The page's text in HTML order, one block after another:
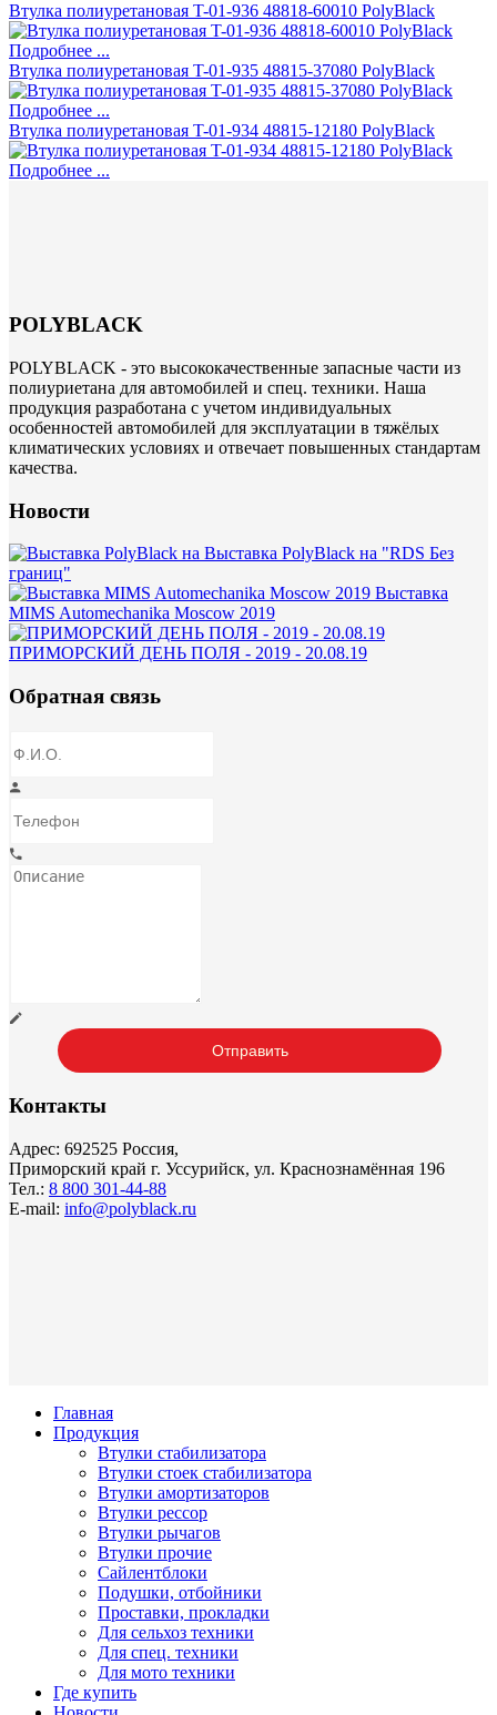
Втулка полиуретановая T-01-936 48818-60010 PolyBlack
Подробнее ...
Втулка полиуретановая T-01-935 48815-37080 PolyBlack
Подробнее ...
Втулка полиуретановая T-01-934 48815-12180 PolyBlack
Подробнее ...
POLYBLACK
POLYBLACK - это высококачественные запасные части из
полиуриетана для автомобилей и спец. техники. Наша
продукция разработана с учетом индивидуальных
особенностей автомобилей для эксплуатации в тяжёлых
климатических условиях и отвечает повышенных стандартам
качества.
Новости
Выставка PolyBlack на "RDS Без
границ"
Выставка
MIMS Automechanika Moscow 2019
ПРИМОРСКИЙ ДЕНЬ ПОЛЯ - 2019 - 20.08.19
Обратная связь
Контакты
Адрес: 692525 Россия,
Приморский край г. Уссурийск, ул. Краснознамённая 196
Тел.: 8 800 301-44-88
E-mail: info@polyblack.ru
Главная
Продукция
Втулки стабилизатора
Втулки стоек стабилизатора
Втулки амортизаторов
Втулки рессор
Втулки рычагов
Втулки прочие
Сайлентблоки
Подушки, отбойники
Проставки, прокладки
Для сельхоз техники
Для спец. техники
Для мото техники
Где купить